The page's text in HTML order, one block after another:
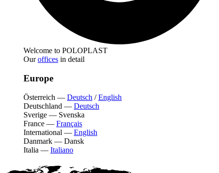
Welcome to POLOPLAST
Ouroffices in detail
Europe
Österreich — Deutsch /English
Deutschland — Deutsch
Sverige — Svenska
France — Français
International — English
Danmark — Dansk
Italia — Italiano